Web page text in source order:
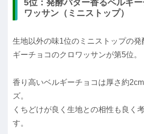
5位：発酵バター香るベルギ
ワッサン（ミニストップ）
生地以外の味1位のミニストップの
ギーチョコのクロワッサンが第5位。
香り高いベルギーチョコは厚さ約
ズ。
くちどけが良く生地との相性も良く
す。